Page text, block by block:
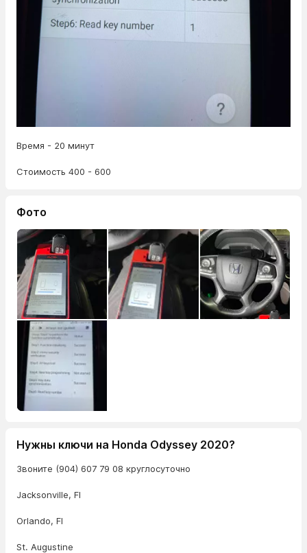
Время - 20 минут
Стоимость 400 - 600
Фото
Нужны ключи на Honda Odyssey 2020?
Звоните (904) 607 79 08 круглосуточно
Jacksonville, Fl
Orlando, Fl
St. Augustine